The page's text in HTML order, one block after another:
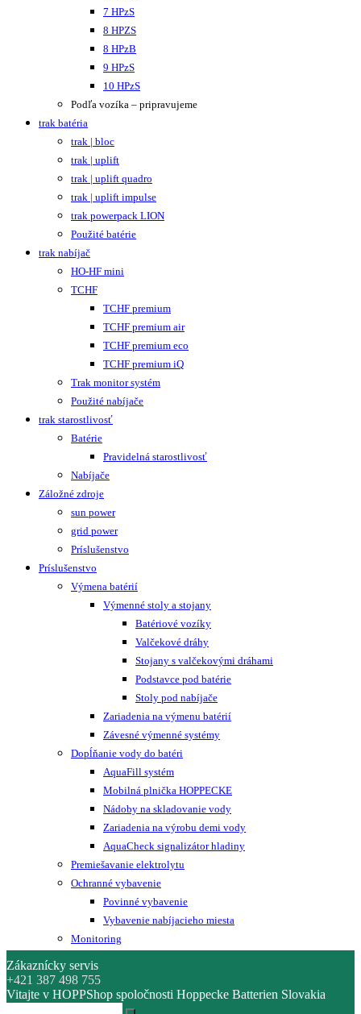
7 HPzS
8 HPZS
8 HPzB
9 HPzS
10 HPzS
Podľa vozíka – pripravujeme
trak batéria
trak | bloc
trak | uplift
trak | uplift quadro
trak | uplift impulse
trak powerpack LION
Použité batérie
trak nabíjač
HO-HF mini
TCHF
TCHF premium
TCHF premium air
TCHF premium eco
TCHF premium iQ
Trak monitor systém
Použité nabíjače
trak starostlivosť
Batérie
Pravidelná starostlivosť
Nabíjače
Záložné zdroje
sun power
grid power
Príslušenstvo
Príslušenstvo
Výmena batérií
Výmenné stoly a stojany
Batériové vozíky
Valčekové dráhy
Stojany s valčekovými dráhami
Podstavce pod batérie
Stoly pod nabíjače
Zariadenia na výmenu batérií
Závesné výmenné systémy
Dopĺňanie vody do batéri
AquaFill systém
Mobilná plnička HOPPECKE
Nádoby na skladovanie vody
Zariadenia na výrobu demi vody
AquaCheck signalizátor hladiny
Premiešavanie elektrolytu
Ochranné vybavenie
Povinné vybavenie
Vybavenie nabíjacieho miesta
Monitoring
Zákaznícky servis
+421 387 498 755
Vitajte v HOPPShop spoločnosti Hoppecke Batterien Slovakia